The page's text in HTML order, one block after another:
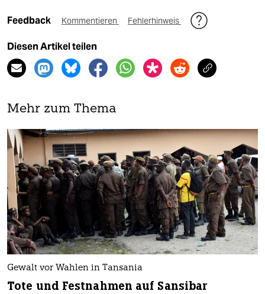
Feedback Kommentieren Fehlerhinweis
Diesen Artikel teilen
Mehr zum Thema
Gewalt vor Wahlen in Tansania
Tote und Festnahmen auf Sansibar